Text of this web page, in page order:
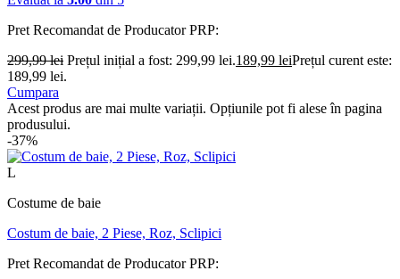
Pret Recomandat de ProducatorPRP:
299,99lei Prețul inițial a fost: 299,99 lei.189,99 leiPrețul curent este:
189,99 lei.
Cumpara
Acest produs are mai multe variații. Opțiunile pot fi alese în pagina
produsului.
-37%
L
Costume de baie
Costum de baie, 2 Piese, Roz, Sclipici
Pret Recomandat de ProducatorPRP: